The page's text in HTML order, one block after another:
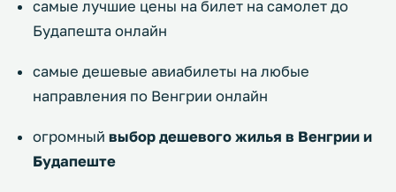
самые лучшие цены на билет на самолет до
Будапешта онлайн
самые дешевые авиабилеты на любые
направления по Венгрии онлайн
огромный выбор дешевого жилья в Венгрии и
Будапеште